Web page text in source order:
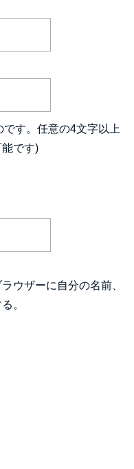
です。任意の4文字以上
です)
ウザーに自分の名前、
。